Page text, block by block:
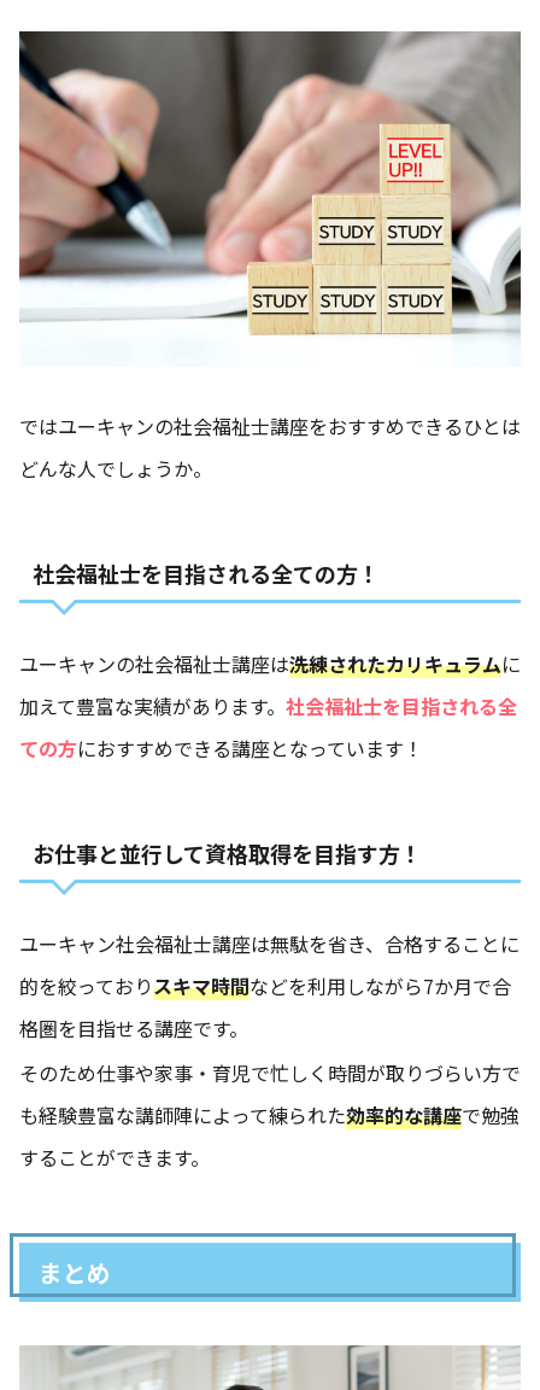
ではユーキャンの社会福祉士講座をおすすめできるひとは
どんな人でしょうか。
社会福祉士を目指される全ての方！
ユーキャンの社会福祉士講座は洗練されたカリキュラムに
加えて豊富な実績があります。 社会福祉士を目指される全
ての方におすすめできる講座となっています！
お仕事と並行して資格取得を目指す方！
ユーキャン社会福祉士講座は無駄を省き、合格することに
的を絞っておりスキマ時間などを利用しながら7か月で合
格圏を目指せる講座です。
そのため仕事や家事・育児で忙しく時間が取りづらい方で
も経験豊富な講師陣によって練られた効率的な講座で勉強
することができます。
まとめ